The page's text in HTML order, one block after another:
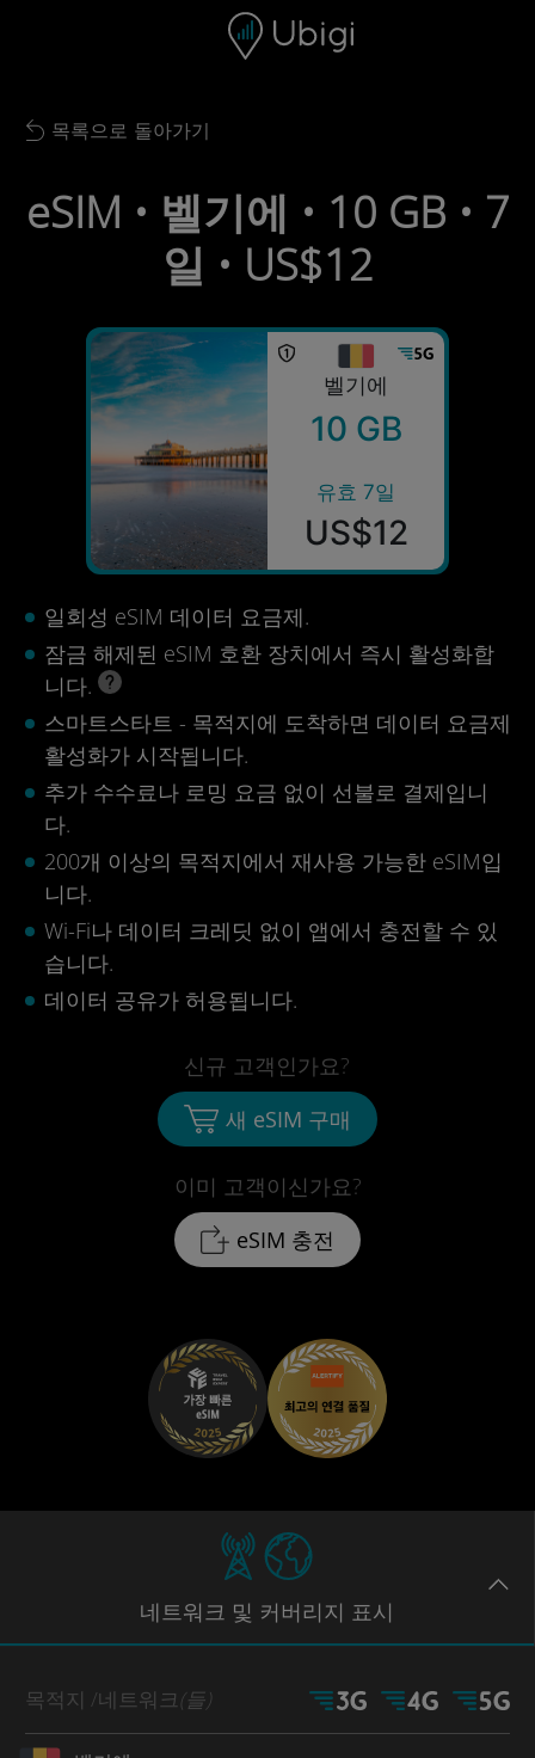
내비게이션 바 하단
Back to list
목록으로 돌아가기
eSIM • 벨기에 • 10 GB • 7
일 • US$12
벨기에
10 GB
유효 7일
US$12
일회성 eSIM 데이터 요금제.
잠금 해제된 eSIM 호환 장치에서 즉시 활성화합
니다.
스마트스타트 - 목적지에 도착하면 데이터 요금제
활성화가 시작됩니다.
추가 수수료나 로밍 요금 없이 선불로 결제입니
다.
200개 이상의 목적지에서 재사용 가능한 eSIM입
니다.
Wi-Fi나 데이터 크레딧 없이 앱에서 충전할 수 있
습니다.
데이터 공유가 허용됩니다.
이미 고객이신가요?
eSIM 충전
신규 고객인가요?
새 eSIM 구매
네트워크 및 커버리지 표시
목적지 /네트워크(들)